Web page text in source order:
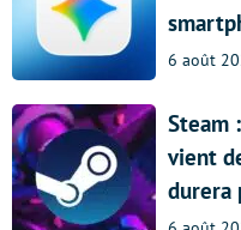
6 août
Steam
vient
durera